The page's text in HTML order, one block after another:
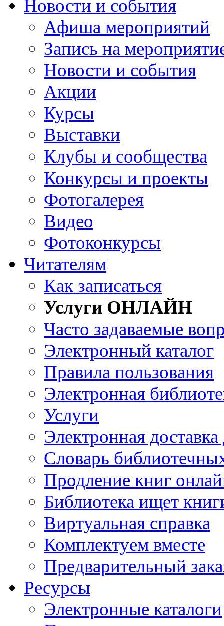
Новости и события
Афиша мероприятий
Запись на
Новости и события
Акции
Курсы
Выставки
Клубы и сообщества
Конкурсы и проекты
Фотогалерея
Видео
Фотоконкурсы
Читателям
Как записаться
Услуги ОНЛАЙН
Часто задаваемые
Электронный каталог
Правила пользования
Электронная
Услуги
Электронная
Словарь
Продление книг
Библиотека ищет
Виртуальная справка
Комплектуем вместе
Предварительный
Ресурсы
Электронные каталоги